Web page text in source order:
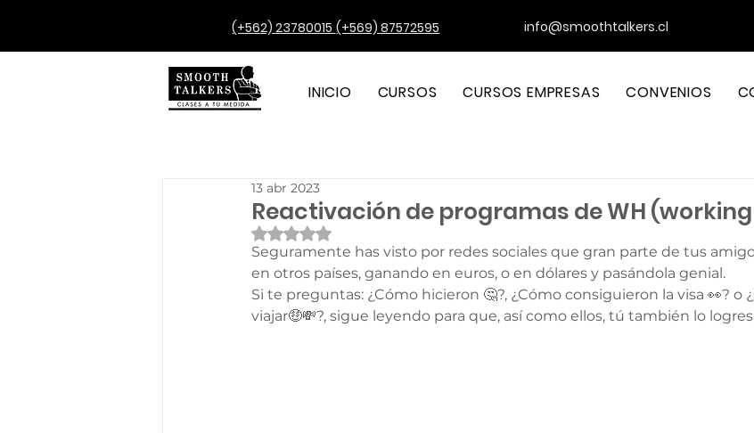
(+562) 23780015 (+569) 87572595 info@smoothtalkers.cl
INICIO CURSOS CURSOS EMPRESAS CONVENIOS
Reactivación de programas de WH
13 abr 2023
Obtuvo NaN de 5 estrellas.
Seguramente has visto por redes sociales que gran parte de tus
en otros países, ganando en euros, o en dólares y pasándola genial.
Si te preguntas: ¿Cómo hicieron 🤔?, ¿Cómo consiguieron la visa 👀? o
viajar🤑💸?, sigue leyendo para que, así como ellos, tú también lo logres